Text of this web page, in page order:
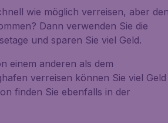
wie möglich verreisen, aber
Dann verwenden Sie die
und sparen Sie viel Geld.
einem anderen als dem
verreisen können Sie viel Geld
finden Sie ebenfalls in der